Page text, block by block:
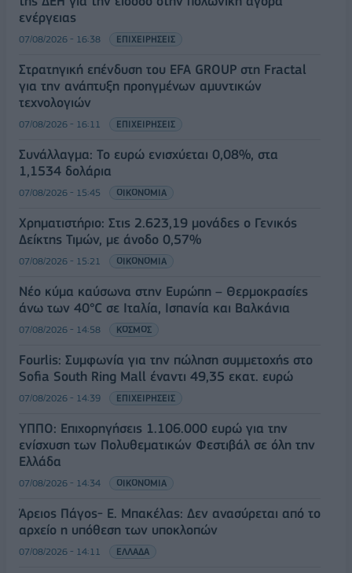
ενέργειας
07/08/2026 - 16:38 ΕΠΙΧΕΙΡΗΣΕΙΣ
Στρατηγική επένδυση του EFA GROUP στη Fractal
για την ανάπτυξη προηγμένων αμυντικών
τεχνολογιών
07/08/2026 - 16:11 ΕΠΙΧΕΙΡΗΣΕΙΣ
Συνάλλαγμα: Το ευρώ ενισχύεται 0,08%, στα
1,1534 δολάρια
07/08/2026 - 15:45 ΟΙΚΟΝΟΜΙΑ
Χρηματιστήριο: Στις 2.623,19 μονάδες ο Γενικός
Δείκτης Τιμών, με άνοδο 0,57%
07/08/2026 - 15:21 ΟΙΚΟΝΟΜΙΑ
Νέο κύμα καύσωνα στην Ευρώπη – Θερμοκρασίες
άνω των 40°C σε Ιταλία, Ισπανία και Βαλκάνια
07/08/2026 - 14:58 ΚΟΣΜΟΣ
Fourlis: Συμφωνία για την πώληση συμμετοχής στο
Sofia South Ring Mall έναντι 49,35 εκατ. ευρώ
07/08/2026 - 14:39 ΕΠΙΧΕΙΡΗΣΕΙΣ
ΥΠΠΟ: Επιχορηγήσεις 1.106.000 ευρώ για την
ενίσχυση των Πολυθεματικών Φεστιβάλ σε όλη την
Ελλάδα
07/08/2026 - 14:34 ΟΙΚΟΝΟΜΙΑ
Άρειος Πάγος- Ε. Μπακέλας: Δεν ανασύρεται από το
αρχείο η υπόθεση των υποκλοπών
07/08/2026 - 14:11 ΕΛΛΑΔΑ